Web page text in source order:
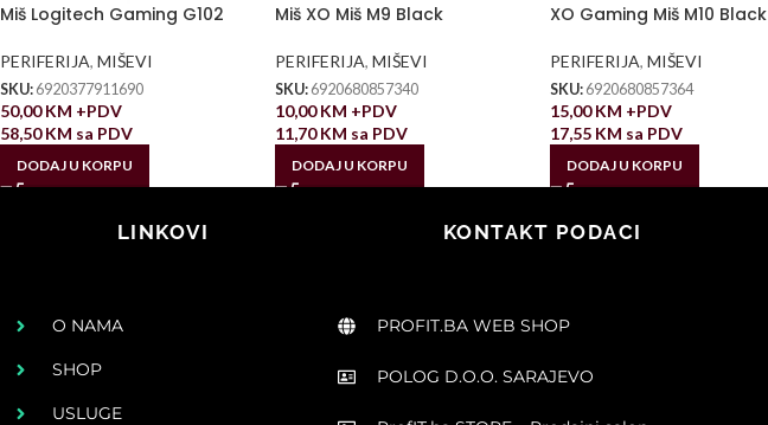
Miš Logitech Gaming G102
PERIFERIJA, MIŠEVI
SKU: 6920377911690
50,00KM +PDV
58,50KM sa PDV
DODAJ U KORPU
Miš XO Miš M9 Black
PERIFERIJA, MIŠEVI
SKU: 6920680857340
10,00KM +PDV
11,70KM sa PDV
DODAJ U KORPU
XO Gaming Miš M10 Black
PERIFERIJA, MIŠEVI
SKU: 6920680857364
15,00KM +PDV
17,55 KM sa PDV
DODAJ U KORPU
LINKOVI
O NAMA
SHOP
USLUGE
KONTAKT PODACI
PROFIT.BA WEB SHOP
POLOG D.O.O. SARAJEVO